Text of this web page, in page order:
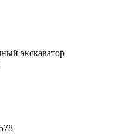
экскаватор